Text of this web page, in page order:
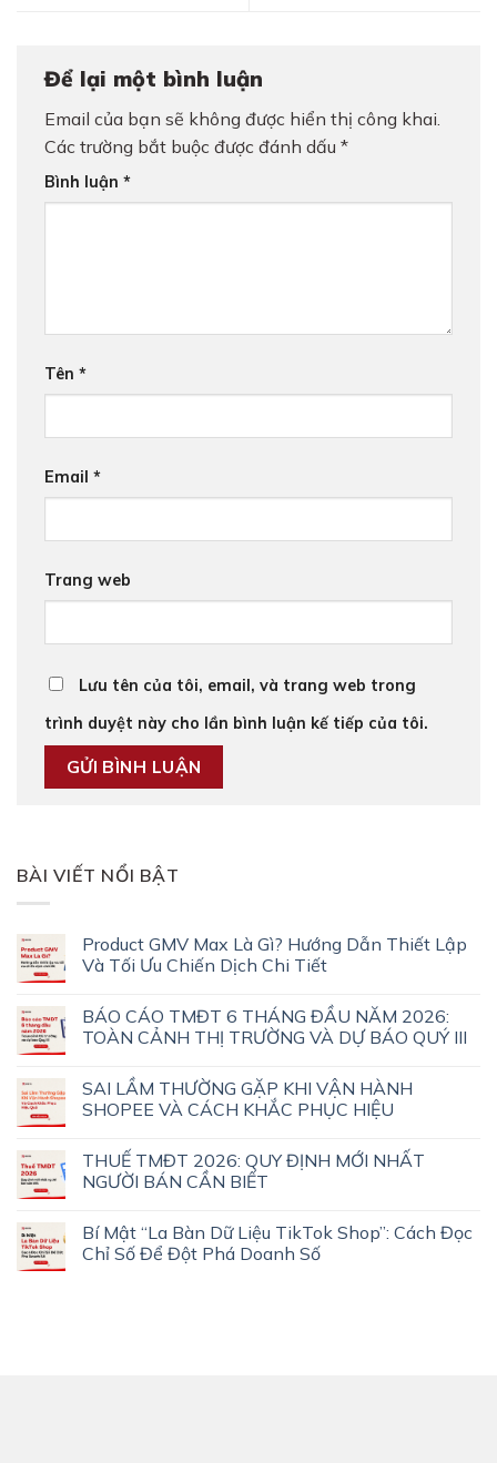
Để lại một bình luận
Email của bạn sẽ không được hiển thị công khai.
Các trường bắt buộc được đánh dấu *
Bình luận *
Tên *
Email *
Trang web
Lưu tên của tôi, email, và trang web trong
trình duyệt này cho lần bình luận kế tiếp của tôi.
BÀI VIẾT NỔI BẬT
Product GMV Max Là Gì? Hướng Dẫn Thiết Lập
Và Tối Ưu Chiến Dịch Chi Tiết
BÁO CÁO TMĐT 6 THÁNG ĐẦU NĂM 2026:
TOÀN CẢNH THỊ TRƯỜNG VÀ DỰ BÁO QUÝ III
SAI LẦM THƯỜNG GẶP KHI VẬN HÀNH
SHOPEE VÀ CÁCH KHẮC PHỤC HIỆU
THUẾ TMĐT 2026: QUY ĐỊNH MỚI NHẤT
NGƯỜI BÁN CẦN BIẾT
Bí Mật “La Bàn Dữ Liệu TikTok Shop”: Cách Đọc
Chỉ Số Để Đột Phá Doanh Số